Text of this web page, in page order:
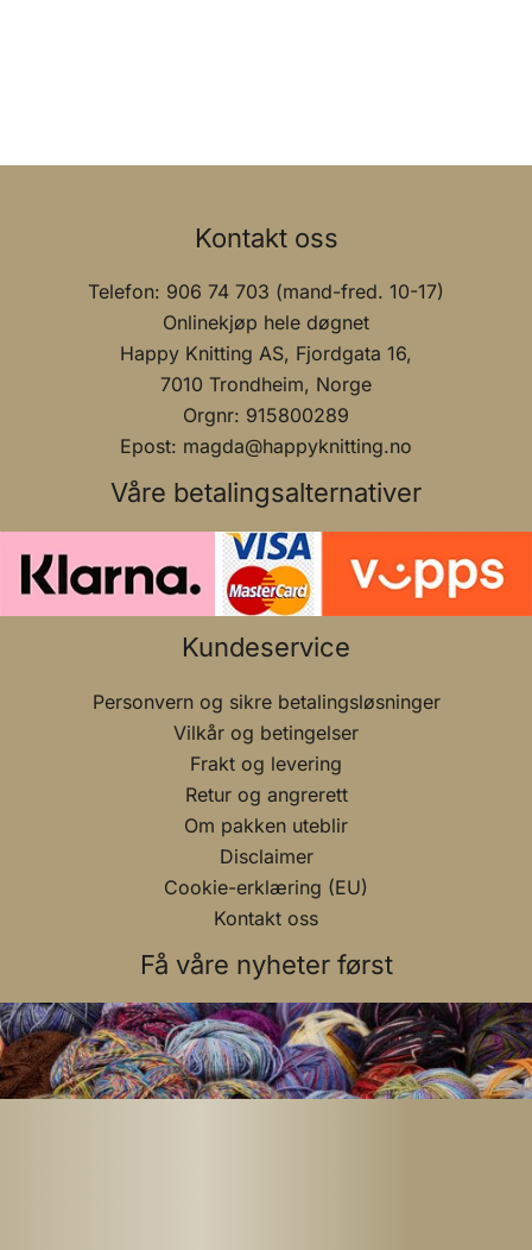
Kontakt oss
Telefon: 906 74 703 (mand-fred. 10-17)
Onlinekjøp hele døgnet
Happy Knitting AS, Fjordgata 16,
7010 Trondheim, Norge
Orgnr: 915800289
Epost: magda@happyknitting.no
Våre betalingsalternativer
Kundeservice
Personvern og sikre betalingsløsninger
Vilkår og betingelser
Frakt og levering
Retur og angrerett
Om pakken uteblir
Disclaimer
Cookie-erklæring (EU)
Kontakt oss
Få våre nyheter først